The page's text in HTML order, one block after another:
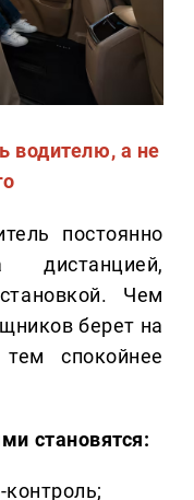
водителю, а не
постоянно
Чем
берет на
спокойнее
становятся: